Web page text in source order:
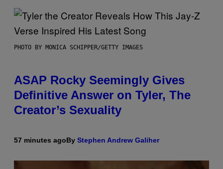
PHOTO BY MONICA SCHIPPER/GETTY IMAGES
ASAP Rocky Seemingly Gives
Definitive Answer on Tyler, The
Creator’s Sexuality
57 minutes agoBy Stephen Andrew Galiher